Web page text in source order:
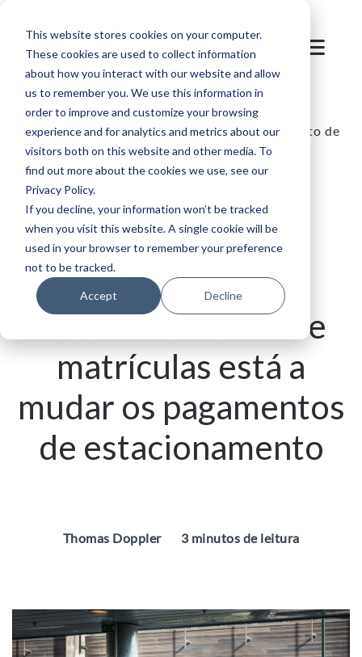
This website stores cookies on your computer.
These cookies are used to collect information
about how you interact with our website and allow
us to remember you. We use this information in
order to improve and customize your browsing
experience and for analytics and metrics about our
visitors both on this website and other media. To
find out more about the cookies we use, see our
Privacy Policy.
If you decline, your information won’t be tracked
when you visit this website. A single cookie will be
used in your browser to remember your preference
not to be tracked.
Accept Decline
Blog /Estacionamento / Como o reconhecimento de
matrículas está a mudar os pagamentos de
estacionamento
Como o
reconhecimento de
matrículas está a
mudar os pagamentos
de estacionamento
Thomas Doppler 3 minutos de leitura